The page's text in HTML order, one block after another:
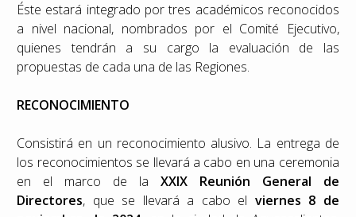
Éste estará integrado por tres académicos reconocidos
a nivel nacional, nombrados por el Comité Ejecutivo,
quienes tendrán a su cargo la evaluación de las
propuestas de cada una de las Regiones.
RECONOCIMIENTO
Consistirá en un reconocimiento alusivo. La entrega de
los reconocimientos se llevará a cabo en una ceremonia
en el marco de la XXIX Reunión General de
Directores, que se llevará a cabo el viernes 8 de